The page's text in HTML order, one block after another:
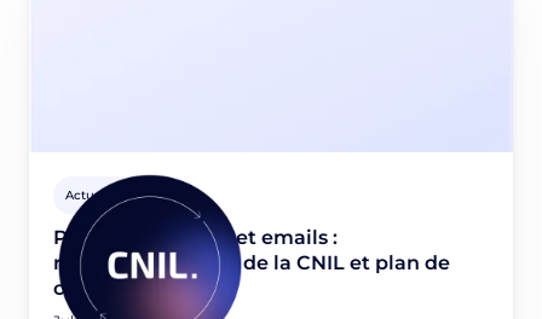
Actus Privacy
Pixels de tracking et emails :
recommandations de la CNIL et plan de
conformité